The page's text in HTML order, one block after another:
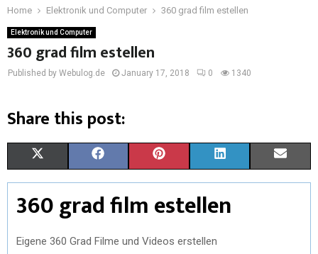
Home Elektronik und Computer 360 grad film estellen
Elektronik und Computer
360 grad film estellen
Published by Webulog.de January 17, 2018 0 1340
Share this post:
(
T
A
C
I
N
I M
360 grad film estellen
Eigene 360 Grad Filme und Videos erstellen